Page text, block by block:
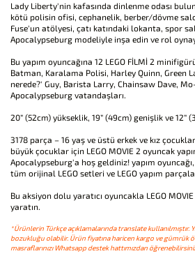
Lady Liberty'nin kafasında dinlenme odası
kötü polisin ofisi, cephanelik, berber/dövme
Fuse'un atölyesi, çatı katındaki lokanta, spor
Apocalypseburg modeliyle inşa edin ve rol
Bu yapım oyuncağına 12 LEGO FİLMİ 2
Batman, Karalama Polisi, Harley Quinn, Green
nerede?' Guy, Barista Larry, Chainsaw Dave,
Apocalypseburg vatandaşları.
20” (52cm) yükseklik, 19” (49cm) genişlik ve
3178 parça – 16 yaş ve üstü erkek ve kız
büyük çocuklar için LEGO MOVIE 2 oyuncak
Apocalypseburg'a hoş geldiniz! yapım
tüm orijinal LEGO setleri ve LEGO yapım
Bu aksiyon dolu yaratıcı oyuncakla LEGO
yaratın.
*Ürünlerin Türkçe açıklamalarında translate kullanılmıştır.
bozukluğu olabilir. Ürün fiyatına haricen kargo ve gümrük
masraflarınızı Whatsapp destek hattımızdan